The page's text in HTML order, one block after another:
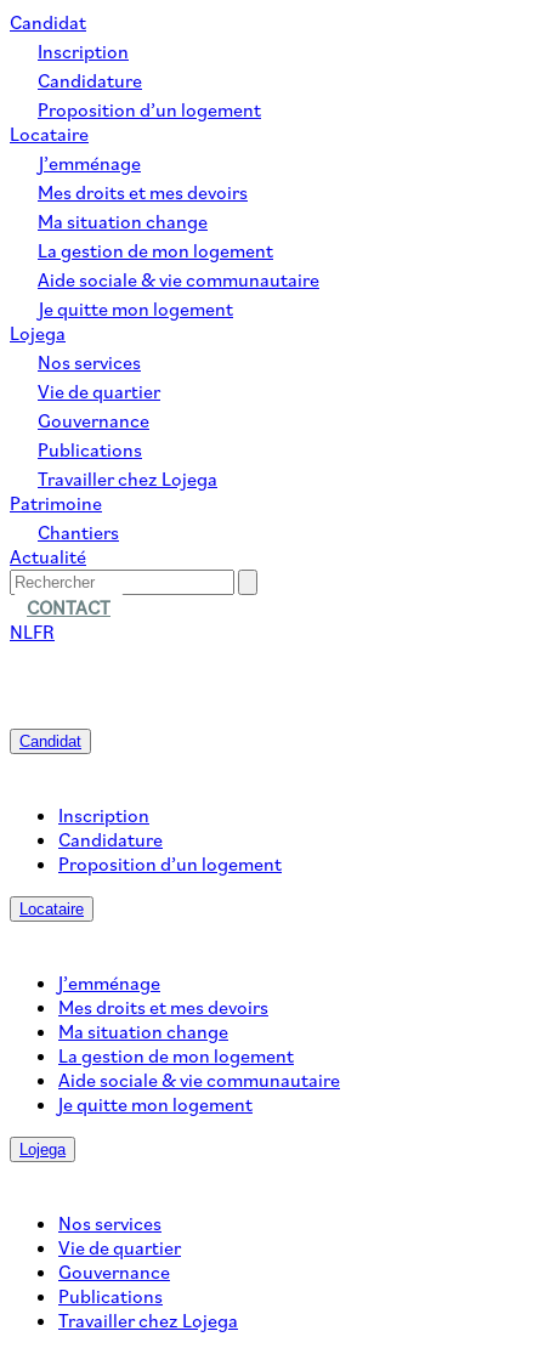
Candidat
Inscription
Candidature
Proposition d’un logement
Locataire
J’emménage
Mes droits et mes devoirs
Ma situation change
La gestion de mon logement
Aide sociale & vie communautaire
Je quitte mon logement
Lojega
Nos services
Vie de quartier
Gouvernance
Publications
Travailler chez Lojega
Patrimoine
Chantiers
Actualité
CONTACT
NLFR
Candidat
Inscription
Candidature
Proposition d’un logement
Locataire
J’emménage
Mes droits et mes devoirs
Ma situation change
La gestion de mon logement
Aide sociale & vie communautaire
Je quitte mon logement
Lojega
Nos services
Vie de quartier
Gouvernance
Publications
Travailler chez Lojega